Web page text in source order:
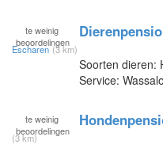
te weinig
beoordelingen
Escharen (3 km)
Soorten dieren:
Service:
te weinig
beoordelingen
(3 km)